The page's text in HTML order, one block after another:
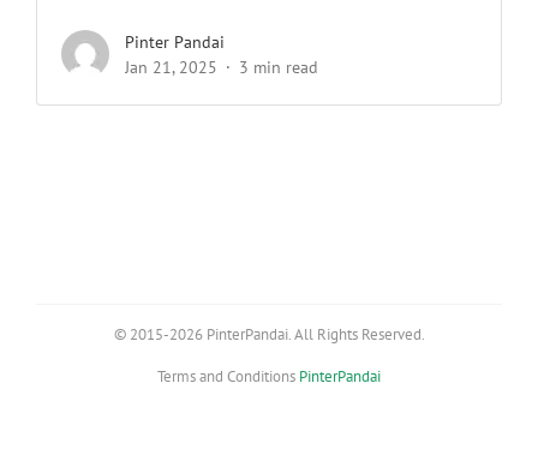
Pinter Pandai
Jan 21, 2025
3 min read
© 2015-2026 PinterPandai. All Rights Reserved.
Terms and Conditions PinterPandai